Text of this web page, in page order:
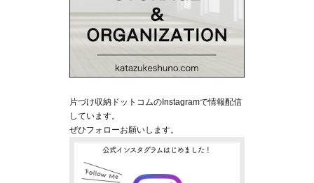
片づけ収納ドットコムのInstagramで情報配信
しています。
ぜひフォローお願いします。